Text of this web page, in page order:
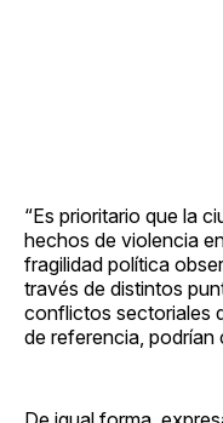
“Es prioritario que la
hechos de violencia
fragilidad política
través de distintos
conflictos sectoriales
de referencia, podrían